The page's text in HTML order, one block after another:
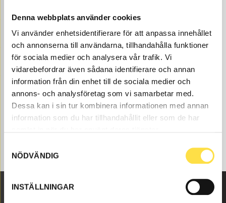
Denna webbplats använder cookies
Vi använder enhetsidentifierare för att anpassa innehållet
och annonserna till användarna, tillhandahålla funktioner
för sociala medier och analysera vår trafik. Vi
vidarebefordrar även sådana identifierare och annan
information från din enhet till de sociala medier och
annons- och analysföretag som vi samarbetar med.
Dessa kan i sin tur kombinera informationen med annan
information som du har tillhandahållit eller som de har
NÖDVÄNDIG
INSTÄLLNINGAR
Lubricating system to BM 860 dumpers is available as
spare parts here at BA Trading. Our spare parts to BM
860 are available as new or carefully refurbished used
parts both original and non-original parts. We have
lubricating system to all Volvo construction machines
and spare parts like sump gasket (11030778, MR778,
420025, 424600, 424918, 7420025, 864484, 865341,
754545) to lubricating system suitable for Volvo
dumpers BM 860.